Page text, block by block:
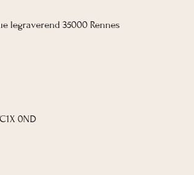
legraverend 35000 Rennes
0ND